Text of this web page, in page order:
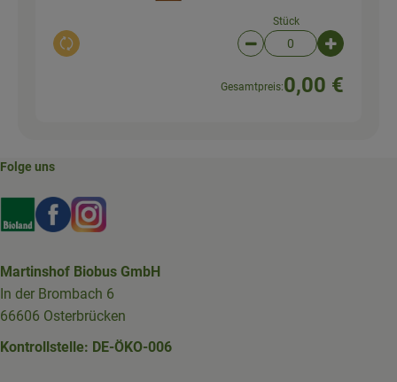
Auswahl ändern
Stück
Artikelanzahl
Gesamtpreis:0,00 €
Folge uns
Externer Link zu https://www.bioland.de/verbraucher
Externer Link zu https://www.facebook.com/
Externer Link zu https://www.instagram.com/
Martinshof Biobus GmbH
In der Brombach 6
66606 Osterbrücken
Kontrollstelle: DE-ÖKO-006